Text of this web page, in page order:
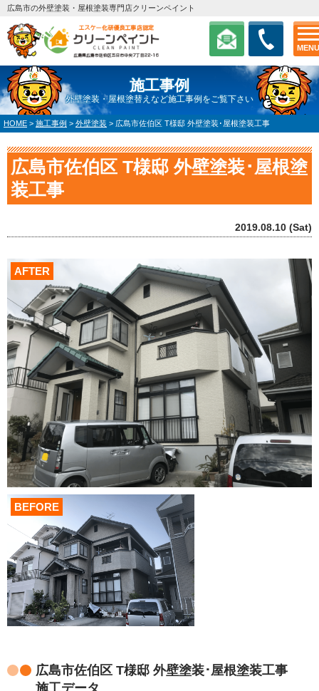
MENU
広島市の外壁塗装・屋根塗装専門店クリーンペイント
施工事例
外壁塗装・屋根塗替えなど施工事例をご覧下さい
HOME > 施工事例 > 外壁塗装 > 広島市佐伯区 T様邸 外壁塗装･屋根塗装工事
広島市佐伯区 T様邸 外壁塗装･屋根塗
装工事
2019.08.10 (Sat)
AFTER
BEFORE
広島市佐伯区 T様邸 外壁塗装･屋根塗装工事
施工データ